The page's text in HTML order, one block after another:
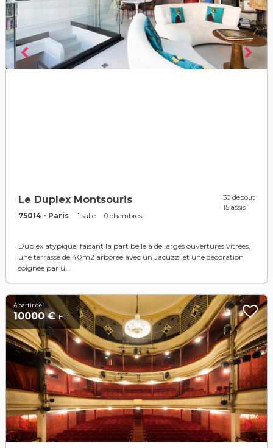
Le Duplex Montsouris
75014 - Paris 1 salle 0 chambres
30 debout
15 assis
Duplex atypique, faisant la part belle à de larges ouvertures vitrées,
une terrasse de 40m2 arborée avec un Jacuzzi et une décoration
soignée par u...
À partir de
10000 €H.T